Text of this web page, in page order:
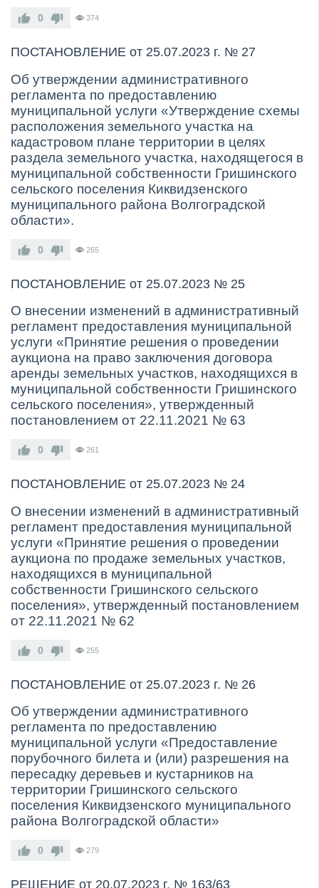
0 374
ПОСТАНОВЛЕНИЕ от 25.07.2023 г. № 27
Об утверждении административного
регламента по предоставлению
муниципальной услуги «Утверждение схемы
расположения земельного участка на
кадастровом плане территории в целях
раздела земельного участка, находящегося в
муниципальной собственности Гришинского
сельского поселения Киквидзенского
муниципального района Волгоградской
области».
0 265
ПОСТАНОВЛЕНИЕ от 25.07.2023 № 25
О внесении изменений в административный
регламент предоставления муниципальной
услуги «Принятие решения о проведении
аукциона на право заключения договора
аренды земельных участков, находящихся в
муниципальной собственности Гришинского
сельского поселения», утвержденный
постановлением от 22.11.2021 № 63
0 261
ПОСТАНОВЛЕНИЕ от 25.07.2023 № 24
О внесении изменений в административный
регламент предоставления муниципальной
услуги «Принятие решения о проведении
аукциона по продаже земельных участков,
находящихся в муниципальной
собственности Гришинского сельского
поселения», утвержденный постановлением
от 22.11.2021 № 62
0 255
ПОСТАНОВЛЕНИЕ от 25.07.2023 г. № 26
Об утверждении административного
регламента по предоставлению
муниципальной услуги «Предоставление
порубочного билета и (или) разрешения на
пересадку деревьев и кустарников на
территории Гришинского сельского
поселения Киквидзенского муниципального
района Волгоградской области»
0 279
РЕШЕНИЕ от 20.07.2023 г. № 163/63